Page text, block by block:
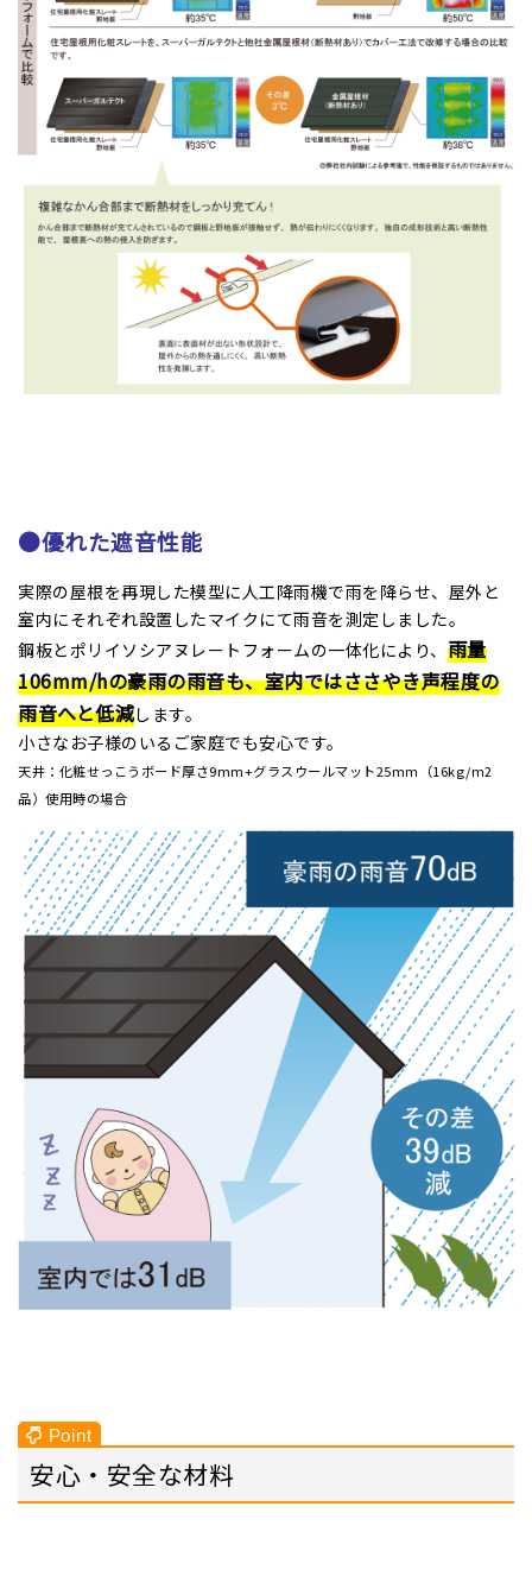
●優れた遮音性能
実際の屋根を再現した模型に人工降雨機で雨を降らせ、屋外と
室内にそれぞれ設置したマイクにて雨音を測定しました。
鋼板とポリイソシアヌレートフォームの一体化により、 雨量
106mm/hの豪雨の雨音も、室内ではささやき声程度の
雨音へと低減します。
小さなお子様のいるご家庭でも安心です。
天井：化粧せっこうボード厚さ9mm+グラスウールマット25mm（16kg/m2
品）使用時の場合
安心・安全な材料